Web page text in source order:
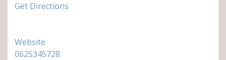
Get Directions
Website
0625345728